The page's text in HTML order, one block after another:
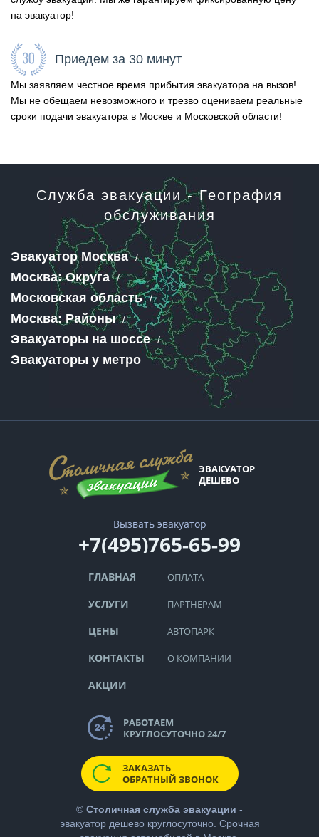
на эвакуатор!
Приедем за 30 минут
Мы заявляем честное время прибытия эвакуатора на вызов!
Мы не обещаем невозможного и трезво оцениваем реальные
сроки подачи эвакуатора в Москве и Московской области!
Служба эвакуации - География
обслуживания
Эвакуатор Москва
Москва: Округа
Московская область
Москва: Районы
Эвакуаторы на шоссе
Эвакуаторы у метро
ЭВАКУАТОР
ДЕШЕВО
Вызвать эвакуатор
+7(495)765-65-99
ГЛАВНАЯ
УСЛУГИ
ЦЕНЫ
КОНТАКТЫ
АКЦИИ
ОПЛАТА
ПАРТНЕРАМ
АВТОПАРК
О КОМПАНИИ
РАБОТАЕМ
КРУГЛОСУТОЧНО 24/7
ЗАКАЗАТЬ
ОБРАТНЫЙ ЗВОНОК
© Столичная служба эвакуации -
эвакуатор дешевокруглосуточно. Срочная